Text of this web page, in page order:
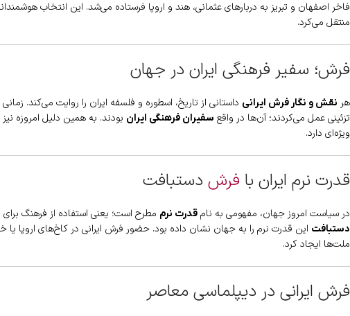
فاخر اصفهان و تبریز به دربارهای عثمانی، هند و اروپا فرستاده می‌شد. این انتخاب
منتقل می‌کرد.
فرش؛ سفیر فرهنگی ایران در جهان
هر نقش و نگار فرش ایرانی داستانی از تاریخ، اسطوره و فلسفه ایران را روایت می‌کند.
تزئینی عمل می‌کردند؛ آن‌ها در واقع سفیران فرهنگی ایران بودند. به همین دلیل امروزه
ویژه‌ای دارد.
قدرت نرم ایران با فرشدستبافت
در سیاست امروز جهان، مفهومی به نام قدرت نرم مطرح است؛ یعنی استفاده از فرهنگ برای
دستبافت این قدرت نرم را به جهان نشان داده بود. حضور فرش ایرانی در کاخ‌های اروپا یا
ملت‌ها ایجاد کرد.
فرش ایرانی در دیپلماسی معاصر